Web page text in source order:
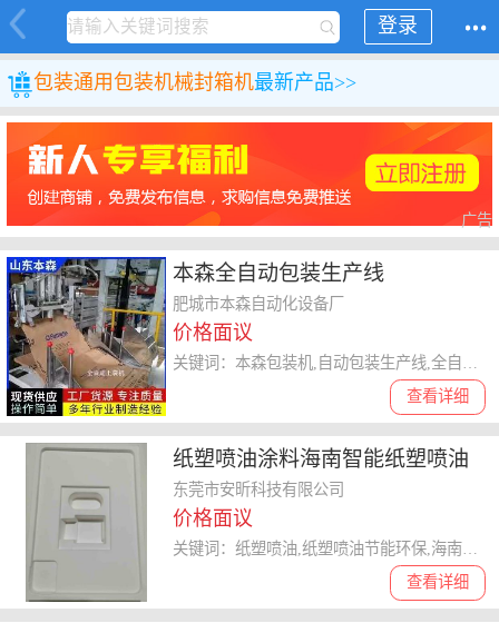
登录
包装通用包装机械封箱机最新产品>>
广告
本森全自动包装生产线
肥城市本森自动化设备厂
价格面议
查看详细
纸塑喷油涂料海南智能纸塑喷油
节能环保
东莞市安昕科技有限公司
价格面议
查看详细